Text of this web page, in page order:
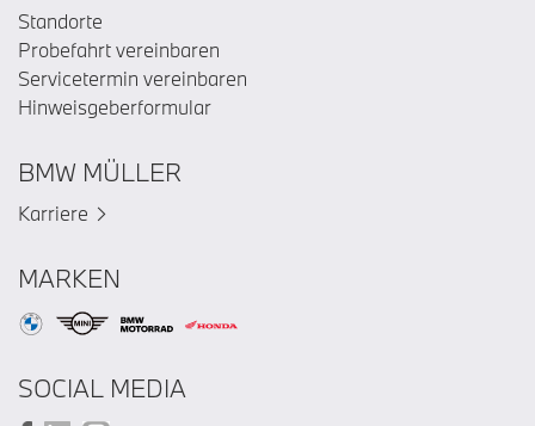
Standorte
Probefahrt vereinbaren
Servicetermin vereinbaren
Hinweisgeberformular
BMW MÜLLER
Karriere
MARKEN
SOCIAL MEDIA